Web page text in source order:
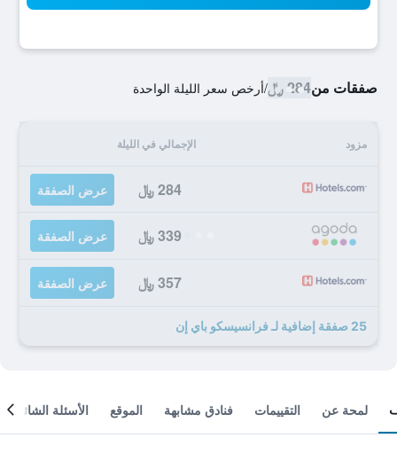
صفقات من284 ﷼ /أرخص سعر الليلة الواحدة
مزود الإجمالي في الليلة
284 ﷼ عرض الصفقة
339 ﷼ عرض الصفقة
357 ﷼ عرض الصفقة
25 صفقة إضافية لـ فرانسيسكو باي إن
لمحة عن التقييمات فنادق مشابهة الموقع الأسئلة الشائعة